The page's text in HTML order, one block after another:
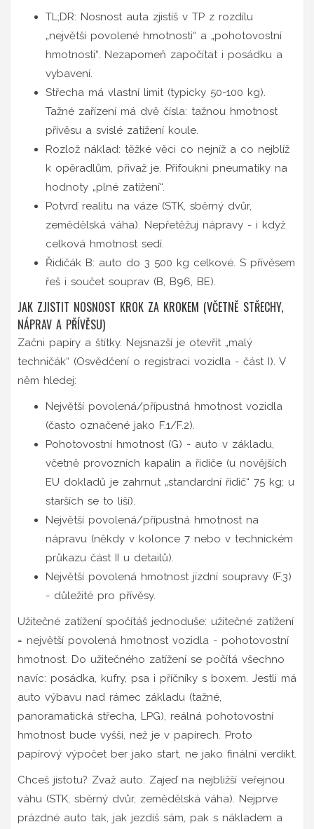
TL;DR: Nosnost auta zjistíš v TP z rozdílu
„největší povolené hmotnosti“ a „pohotovostní
hmotnosti“. Nezapomeň započítat i posádku a
vybavení.
Střecha má vlastní limit (typicky 50-100 kg).
Tažné zařízení má dvě čísla: tažnou hmotnost
přívěsu a svislé zatížení koule.
Rozlož náklad: těžké věci co nejníž a co nejblíž
k opěradlům, přivaž je. Přifoukni pneumatiky na
hodnoty „plné zatížení“.
Potvrď realitu na váze (STK, sběrný dvůr,
zemědělská váha). Nepřetěžuj nápravy - i když
celková hmotnost sedí.
Řidičák B: auto do 3 500 kg celkové. S přívěsem
řeš i součet souprav (B, B96, BE).
JAK ZJISTIT NOSNOST KROK ZA KROKEM (VČETNĚ STŘECHY,
NÁPRAV A PŘÍVĚSU)
Začni papíry a štítky. Nejsnazší je otevřít „malý
techničák“ (Osvědčení o registraci vozidla - část I). V
něm hledej:
Největší povolená/přípustná hmotnost vozidla
(často označené jako F.1/F.2).
Pohotovostní hmotnost (G) - auto v základu,
včetně provozních kapalin a řidiče (u novějších
EU dokladů je zahrnut „standardní řidič“ 75 kg; u
starších se to liší).
Největší povolená/přípustná hmotnost na
nápravu (někdy v kolonce 7 nebo v technickém
průkazu část II u detailů).
Největší povolená hmotnost jízdní soupravy (F.3)
- důležité pro přívěsy.
Užitečné zatížení spočítáš jednoduše: užitečné zatížení
= největší povolená hmotnost vozidla - pohotovostní
hmotnost. Do užitečného zatížení se počítá všechno
navíc: posádka, kufry, psa i příčníky s boxem. Jestli má
auto výbavu nad rámec základu (tažné,
panoramatická střecha, LPG), reálná pohotovostní
hmotnost bude vyšší, než je v papírech. Proto
papírový výpočet ber jako start, ne jako finální verdikt.
Chceš jistotu? Zvaž auto. Zajeď na nejbližší veřejnou
váhu (STK, sběrný dvůr, zemědělská váha). Nejprve
prázdné auto tak, jak jezdíš sám, pak s nákladem a